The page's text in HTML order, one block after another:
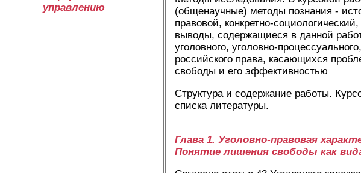
управлению
(общенаучные) методы познания -
правовой, конкретно-
выводы, содержащиеся в данной
уголовного, уголовно-
российского права, касающихся
свободы и его эффективностью
Структура и содержание работы.
списка литературы.
Глава 1. Уголовно-правовая
Понятие лишения свободы как